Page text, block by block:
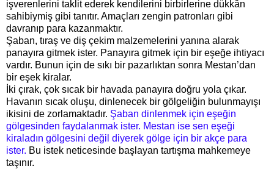
işverenlerini taklit ederek kendilerini birbirlerine dükkân
sahibiymiş gibi tanıtır. Amaçları zengin patronları gibi
davranıp para kazanmaktır.
Şaban, tıraş ve diş çekim malzemelerini yanına alarak
panayıra gitmek ister. Panayıra gitmek için bir eşeğe ihtiyacı
vardır. Bunun için de sıkı bir pazarlıktan sonra Mestan’dan
bir eşek kiralar.
İki çırak, çok sıcak bir havada panayıra doğru yola çıkar.
Havanın sıcak oluşu, dinlenecek bir gölgeliğin bulunmayışı
ikisini de zorlamaktadır. Şaban dinlenmek için eşeğin
gölgesinden faydalanmak ister. Mestan ise sen eşeği
kiraladın gölgesini değil diyerek gölge için bir akçe para
ister. Bu istek neticesinde başlayan tartışma mahkemeye
taşınır.